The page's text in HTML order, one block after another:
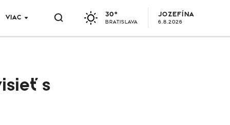
VIAC 30°
BRATISLAVA
JOZEFÍNA
6.8.2026
s